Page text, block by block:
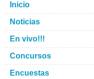
Inicio
Noticias
En vivo!!!
Concursos
Encuestas